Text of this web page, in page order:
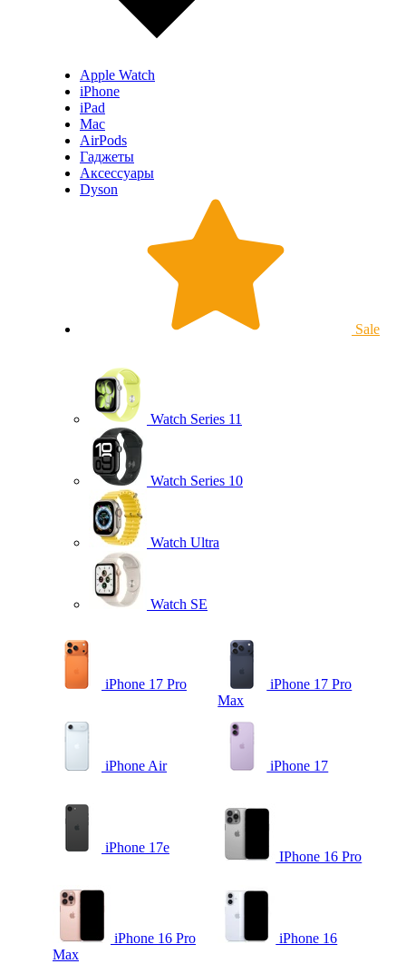
Apple Watch
iPhone
iPad
Mac
AirPods
Гаджеты
Аксессуары
Dyson
Sale
Watch Series 11
Watch Series 10
Watch Ultra
Watch SE
iPhone 17 Pro
iPhone 17 Pro
Max
iPhone Air iPhone 17
iPhone 17e
IPhone 16 Pro
iPhone 16 Pro
Max
iPhone 16